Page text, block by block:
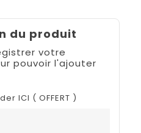
du produit
votre
pouvoir l'ajouter
ICI ( OFFERT )